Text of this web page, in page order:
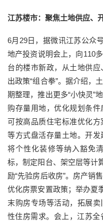
江苏楼市：聚焦土地供应、
6月29日，据微讯江苏公众
地产投资说明会上，向110
台的楼市新政，从土地供
出政策“组合拳”。据介绍，
期整理，推出更多“小快灵”
购存量用地，优化规划条
可按高品质住宅标准优化
等方式盘活存量土地。开发
将个性化装修等纳入豁免
标，制定阳台、架空层等计
励“先验房后收房”。房产销
优化房票安置政策；举办夏
末购房专场等活动，拓展
性住房需求。会上，江苏